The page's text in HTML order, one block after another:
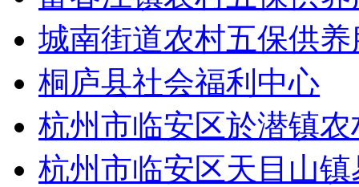
城南街道农村五保供
桐庐县社会福利中心
杭州市临安区於潜镇
杭州市临安区天目山